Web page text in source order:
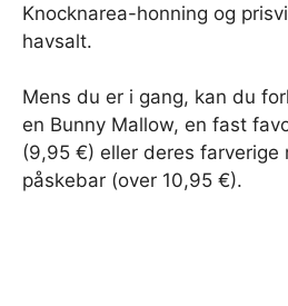
Knocknarea-honning og
havsalt.
Mens du er i gang, kan du
en Bunny Mallow, en fast
(9,95 €) eller deres
påskebar (over 10,95 €).